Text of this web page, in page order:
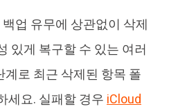
업 유무에 상관없이 삭제
있게 복구할 수 있는 여러
로 최근 삭제된 항목 폴
세요. 실패할 경우 iCloud